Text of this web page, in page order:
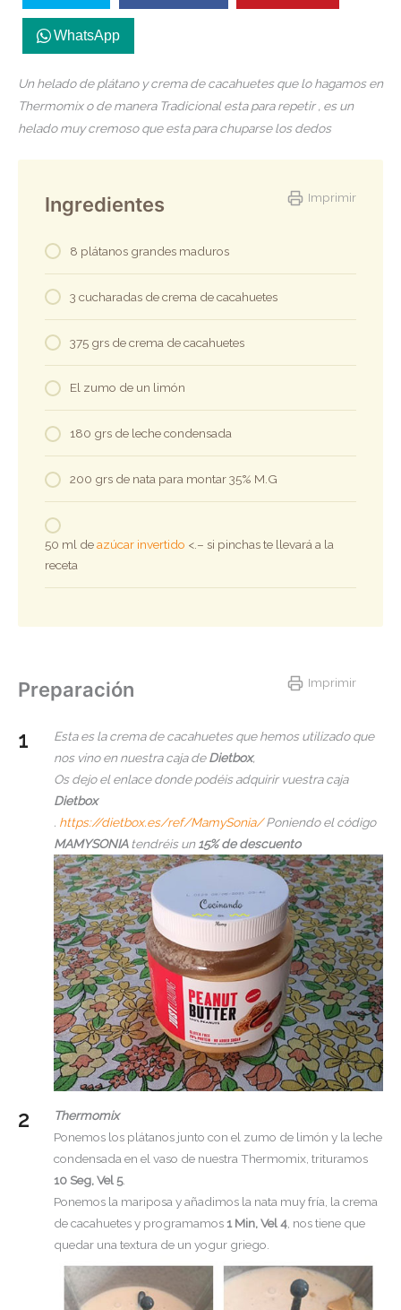
WhatsApp
Un helado de plátano y crema de cacahuetes que lo hagamos en
Thermomix o de manera Tradicional esta para repetir , es un
helado muy cremoso que esta para chuparse los dedos
Imprimir
Ingredientes
8 plátanos grandes maduros
3 cucharadas de crema de cacahuetes
375 grs de crema de cacahuetes
El zumo de un limón
180 grs de leche condensada
200 grs de nata para montar 35% M.G
50 ml deazúcar invertido <.– si pinchas te llevará a la
receta
Imprimir
Preparación
Esta es la crema de cacahuetes que hemos utilizado que
nos vino en nuestra caja deDietbox,
Os dejo el enlace donde podéis adquirir vuestra caja
Dietbox
. https://dietbox.es/ref/MamySonia/Poniendo el código
MAMYSONIAtendréis un15% de descuento
Thermomix
Ponemos los plátanos junto con el zumo de limón y la leche
condensada en el vaso de nuestra Thermomix, trituramos
10 Seg, Vel 5.
Ponemos la mariposa y añadimos la nata muy fría, la crema
de cacahuetes y programamos 1 Min, Vel 4 , nos tiene que
quedar una textura de un yogur griego.